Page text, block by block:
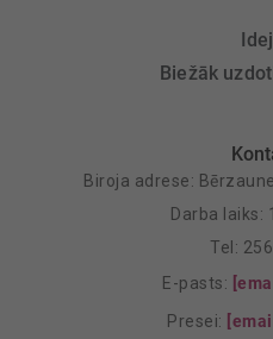
Biežāk
Biroja adrese:
Darba laiks:
Tel:
E-pasts:
Presei: